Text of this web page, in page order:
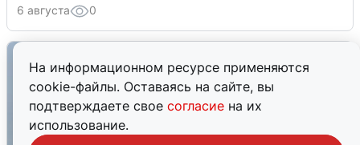
На информационном ресурсе применяются
cookie-файлы. Оставаясь на сайте, вы
подтверждаете свое согласие на их
использование.
6 августа 0